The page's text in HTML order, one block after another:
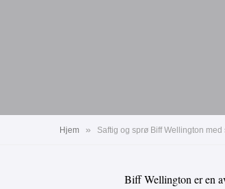
Hjem » Saftig og sprø Biff Wellington
Biff Wellington er en